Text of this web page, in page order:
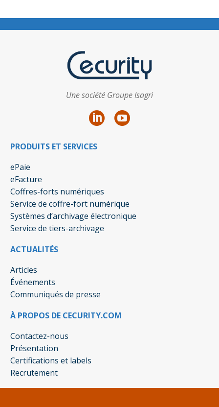
Une société Groupe Isagri
PRODUITS ET SERVICES
ePaie
eFacture
Coffres-forts numériques
Service de coffre-fort numérique
Systèmes d’archivage électronique
Service de tiers-archivage
ACTUALITÉS
Articles
Événements
Communiqués de presse
À PROPOS DE CECURITY.COM
Contactez-nous
Présentation
Certifications et labels
Recrutement